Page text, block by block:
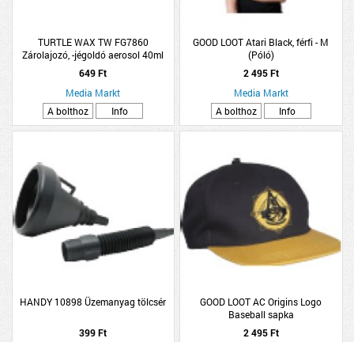
TURTLE WAX TW FG7860
Zárolajozó, -jégoldó aerosol 40ml
649 Ft
Media Markt
A bolthoz
Info
GOOD LOOT Atari Black, férfi - M
(Póló)
2 495 Ft
Media Markt
A bolthoz
Info
HANDY 10898 Üzemanyag tölcsér
399 Ft
GOOD LOOT AC Origins Logo
Baseball sapka
(Kiegészítők/Relikviák)
2 495 Ft